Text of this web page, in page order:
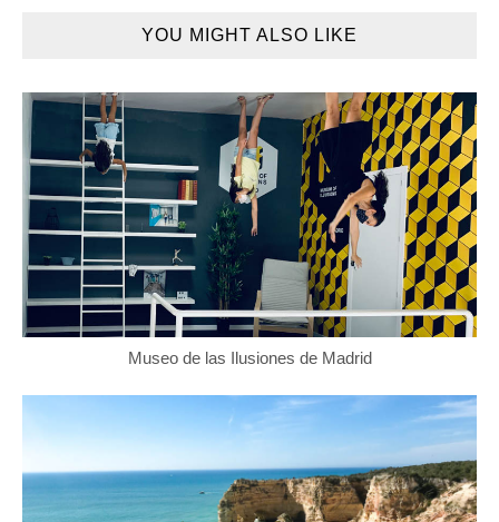
YOU MIGHT ALSO LIKE
Museo de las Ilusiones de Madrid